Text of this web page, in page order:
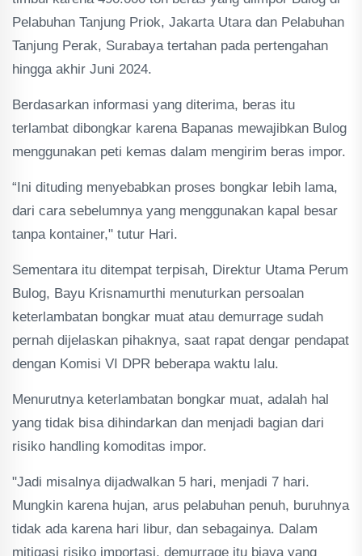
Pelabuhan Tanjung Priok, Jakarta Utara dan Pelabuhan
Tanjung Perak, Surabaya tertahan pada pertengahan
hingga akhir Juni 2024.
Berdasarkan informasi yang diterima, beras itu
terlambat dibongkar karena Bapanas mewajibkan Bulog
menggunakan peti kemas dalam mengirim beras impor.
“Ini dituding menyebabkan proses bongkar lebih lama,
dari cara sebelumnya yang menggunakan kapal besar
tanpa kontainer," tutur Hari.
Sementara itu ditempat terpisah, Direktur Utama Perum
Bulog, Bayu Krisnamurthi menuturkan persoalan
keterlambatan bongkar muat atau demurrage sudah
pernah dijelaskan pihaknya, saat rapat dengar pendapat
dengan Komisi VI DPR beberapa waktu lalu.
Menurutnya keterlambatan bongkar muat, adalah hal
yang tidak bisa dihindarkan dan menjadi bagian dari
risiko handling komoditas impor.
"Jadi misalnya dijadwalkan 5 hari, menjadi 7 hari.
Mungkin karena hujan, arus pelabuhan penuh, buruhnya
tidak ada karena hari libur, dan sebagainya. Dalam
mitigasi risiko importasi, demurrage itu biaya yang